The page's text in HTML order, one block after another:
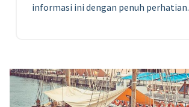
informasi ini dengan penuh perhatian.